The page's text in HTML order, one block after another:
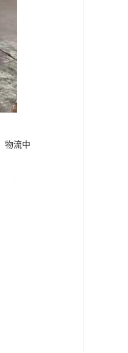
物流中